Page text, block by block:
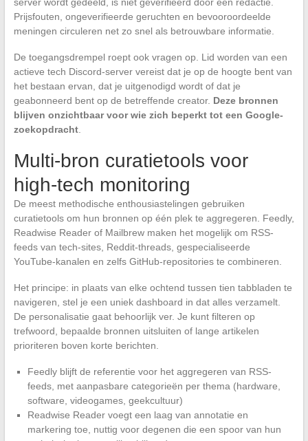
Prijsfouten, ongeverifieerde geruchten en bevooroordeelde
meningen circuleren net zo snel als betrouwbare informatie.
De toegangsdrempel roept ook vragen op. Lid worden van een
actieve tech Discord-server vereist dat je op de hoogte bent van
het bestaan ervan, dat je uitgenodigd wordt of dat je
geabonneerd bent op de betreffende creator. Deze bronnen
blijven onzichtbaar voor wie zich beperkt tot een Google-
zoekopdracht.
Multi-bron curatietools voor
high-tech monitoring
De meest methodische enthousiastelingen gebruiken
curatietools om hun bronnen op één plek te aggregeren. Feedly,
Readwise Reader of Mailbrew maken het mogelijk om RSS-
feeds van tech-sites, Reddit-threads, gespecialiseerde
YouTube-kanalen en zelfs GitHub-repositories te combineren.
Het principe: in plaats van elke ochtend tussen tien tabbladen te
navigeren, stel je een uniek dashboard in dat alles verzamelt.
De personalisatie gaat behoorlijk ver. Je kunt filteren op
trefwoord, bepaalde bronnen uitsluiten of lange artikelen
prioriteren boven korte berichten.
Feedly blijft de referentie voor het aggregeren van RSS-
feeds, met aanpasbare categorieën per thema (hardware,
software, videogames, geekcultuur)
Readwise Reader voegt een laag van annotatie en
markering toe, nuttig voor degenen die een spoor van hun